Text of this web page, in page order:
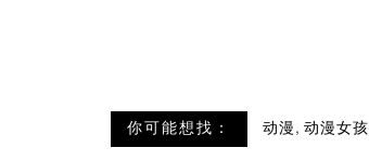
你可能想找： 动漫 , 动漫女孩